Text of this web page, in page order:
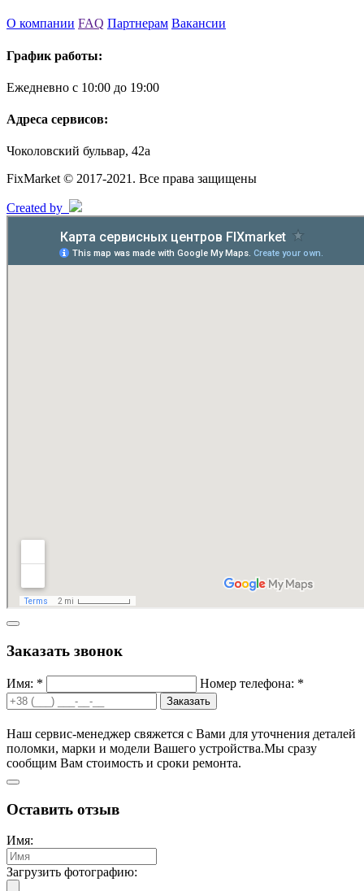
О компании FAQ Партнерам Вакансии
График работы:
Ежедневно с 10:00 до 19:00
Адреса сервисов:
Чоколовский бульвар, 42а
FixMarket © 2017-2021. Все права защищены
Created by
Заказать звонок
Имя: * Номер телефона: *
Заказать
Наш сервис-менеджер свяжется с Вами для уточнения деталей
поломки, марки и модели Вашего устройства.Мы сразу
сообщим Вам стоимость и сроки ремонта.
Оставить отзыв
Имя:
Загрузить фотографию: